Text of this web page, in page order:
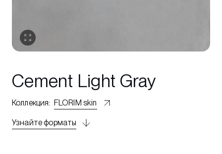
Cement Light Gray
Коллекция: FLORIM skin
Узнайте форматы